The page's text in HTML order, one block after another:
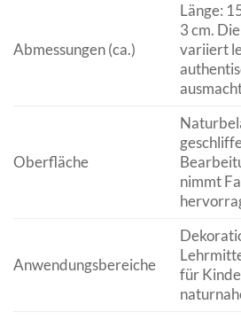
Abmessungen (ca.)
Länge:
3 cm.
variiert
Oberfläche
nimmt
Anwendungsbereiche
für